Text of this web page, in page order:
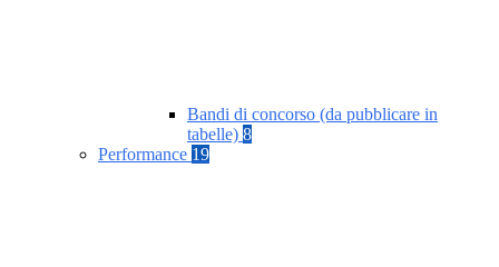
Bandi di concorso (da pubblicare in
tabelle) 8
Performance 19